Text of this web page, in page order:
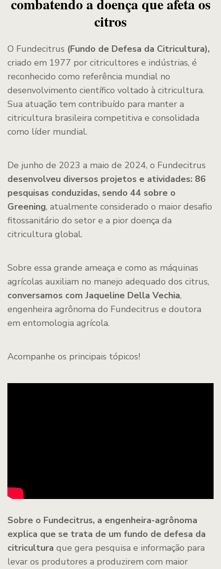
combatendo a doença que afeta os
citros
O Fundecitrus (Fundo de Defesa da Citricultura),
criado em 1977 por citricultores e indústrias, é
reconhecido como referência mundial no
desenvolvimento científico voltado à citricultura.
Sua atuação tem contribuído para manter a
citricultura brasileira competitiva e consolidada
como líder mundial.
De junho de 2023 a maio de 2024, o Fundecitrus
desenvolveu diversos projetos e atividades: 86
pesquisas conduzidas, sendo 44 sobre o
Greening, atualmente considerado o maior desafio
fitossanitário do setor e a pior doença da
citricultura global.
Sobre essa grande ameaça e como as máquinas
agrícolas auxiliam no manejo adequado dos citrus,
conversamos com Jaqueline Della Vechia,
engenheira agrônoma do Fundecitrus e doutora
em entomologia agrícola.
Acompanhe os principais tópicos!
Sobre o Fundecitrus, a engenheira-agrônoma
explica que se trata de um fundo de defesa da
citricultura que gera pesquisa e informação para
levar os produtores a produzirem com maior